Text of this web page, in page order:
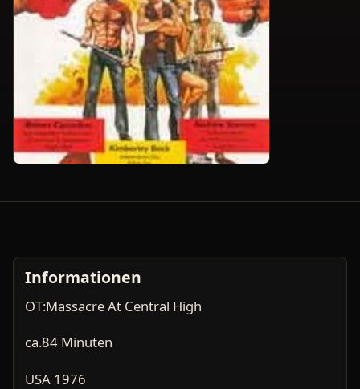
Informationen
OT:Massacre At Central High
ca.84 Minuten
USA 1976